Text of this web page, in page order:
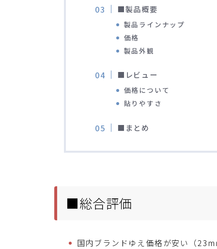
■製品概要
製品ラインナップ
価格
製品外観
■レビュー
価格について
貼りやすさ
■まとめ
■総合評価
国内ブランドゆえ価格が安い（